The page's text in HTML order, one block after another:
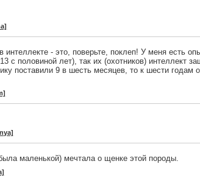
- это, поверьте, поклеп! У меня есть
с половиной лет), так их (охотников) интеллект
поставили 9 в шесть месяцев, то к шести годам
маленькой) мечтала о щенке этой породы.